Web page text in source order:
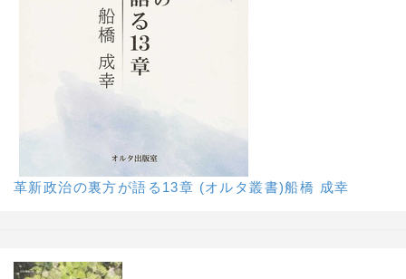
革新政治の裏方が語る13章 (オルタ叢書)船橋 成幸